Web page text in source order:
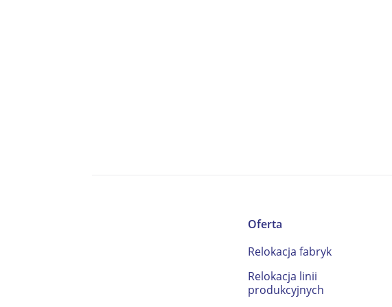
Oferta
Relokacja fabryk
Relokacja linii
produkcyjnych